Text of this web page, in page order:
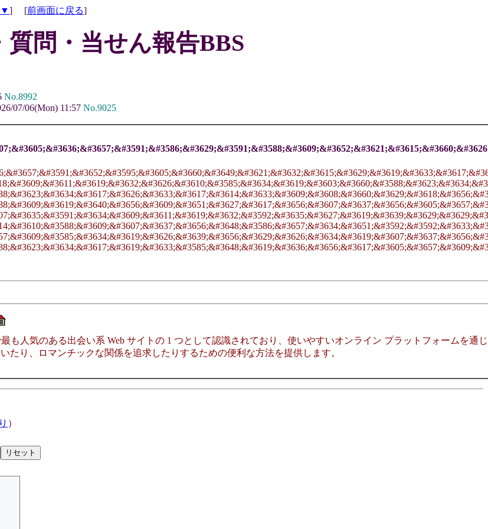
▼] [前画面に戻る]
質問・当せん報告BBS
No.8992
07/06(Mon) 11:57 No.9025
も人気のある出会い系 Web サイトの 1 つとして認識されており、使いやすいオンライン プラットフォームを
たり、ロマンチックな関係を追求したりするための便利な方法を提供します。
）